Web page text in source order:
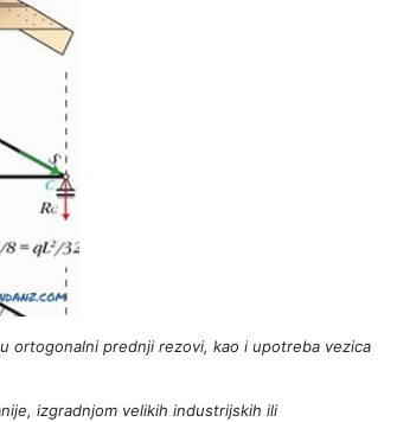
ortogonalni prednji rezovi, kao i upotreba vezica
izgradnjom velikih industrijskih ili